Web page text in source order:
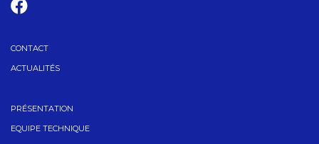
CONTACT
ACTUALITÉS
PRÉSENTATION
EQUIPE TECHNIQUE